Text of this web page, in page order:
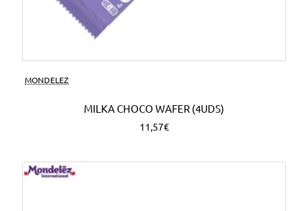
MONDELEZ
MILKA CHOCO WAFER (4UDS)
11,57€